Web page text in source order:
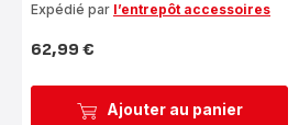
Ajouter au panier
Expédié par l’entrepôt accessoires
Prix
62,99 €